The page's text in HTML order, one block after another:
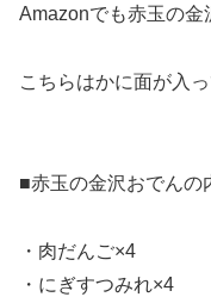
Amazonでも赤玉の金
こちらはかに面が入
■赤玉の金沢おでんの
・肉だんご×4
・にぎすつみれ×4